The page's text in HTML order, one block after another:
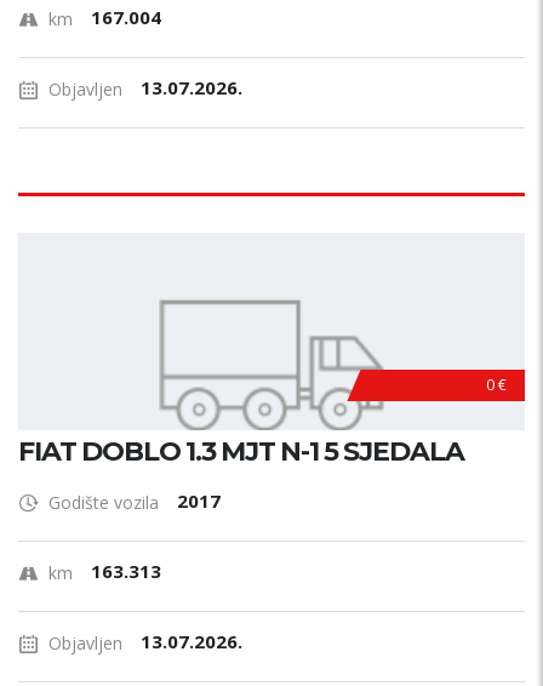
km 167.004
Objavljen 13.07.2026.
0 €
FIAT DOBLO 1.3 MJT N-1 5 SJEDALA
Godište vozila 2017
km 163.313
Objavljen 13.07.2026.